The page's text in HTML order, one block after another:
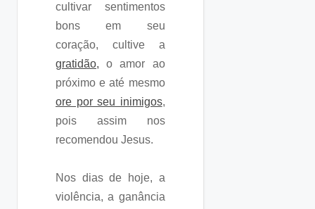
cultivar sentimentos
bons em seu
coração, cultive a
gratidão, o amor ao
próximo e até mesmo
ore por seu inimigos,
pois assim nos
recomendou Jesus.
Nos dias de hoje, a
violência, a ganância